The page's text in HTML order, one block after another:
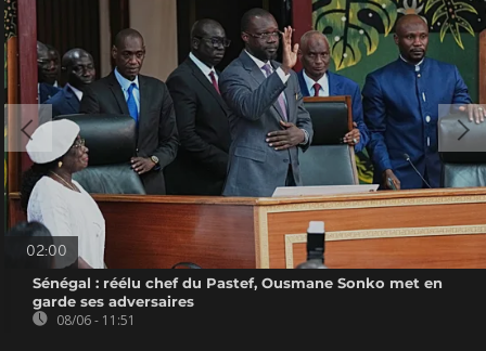
02:00
Sénégal : réélu chef du Pastef, Ousmane Sonko met en
garde ses adversaires
08/06 - 11:51